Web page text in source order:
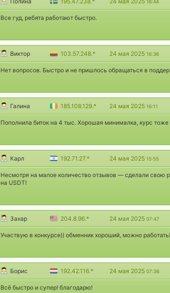
16:44
Все гуд, ребята работают быстро.
Виктор 103.57.248.* 24 мая 2025 16:36
Нет вопросов. Быстро и не пришлось обращаться в
Галина 185.108.129.* 24 мая 2025 16:11
Пополнила биток на 4 тыс. Хорошая минималка, курс
Карл 192.71.27.* 24 мая 2025 15:55
Несмотря на малое количество отзывов — сделали свою
на USDT!
Захар 204.8.96.* 24 мая 2025 07:47
Участвую в конкурсе)) обменник хороший, можно работать!
Борис 192.42.116.* 24 мая 2025 07:36
Всё быстро и супер! благодарю!